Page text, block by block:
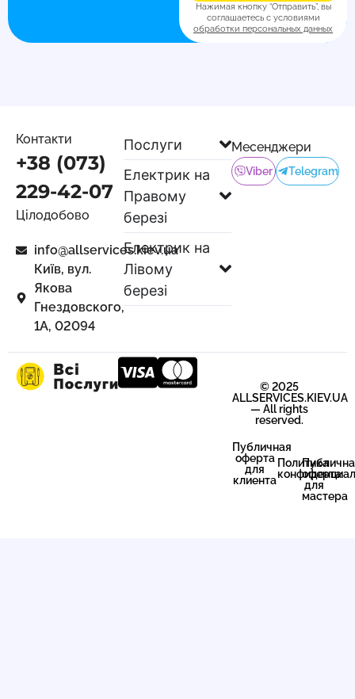
Нажимая кнопку “Отправить”, вы
соглашаетесь с условиями
обработки персональных данных
Контакти
+38 (073)
229-42-07
Цілодобово
info@allservices.kiev.ua
Київ, вул.
Якова
Гнездовского,
1А, 02094
Послуги
Електрик на
Правому
березі
Електрик на
Лівому
березі
Месенджери
Viber Telegram
Политика
Публичная
оферта
для
клиента
оферта
для
мастера
© 2025
ALLSERVICES.KIEV.UA
— All rights
reserved.